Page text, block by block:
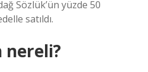
Sözlük’ün yüzde 50
satıldı.
nereli?